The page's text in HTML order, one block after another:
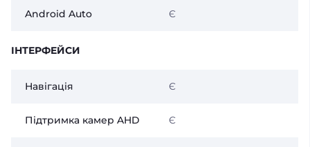
Android Auto Є
ІНТЕРФЕЙСИ
Навігація Є
Підтримка камер AHD Є